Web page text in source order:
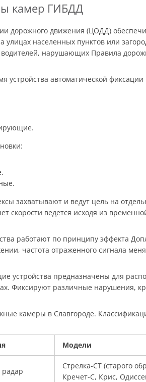
камер ГИБДД
дорожного движения (ЦОДД)
улицах населенных пунктов или
нарушающих Правила
устройства автоматической
захватывают и ведут цель на
скорости ведется исходя из
работают по принципу эффекта
частота отраженного сигнала
устройства предназначены для
Фиксируют различные нарушения,
камеры в Славгороде.
Модели
Стрелка-СТ (старого
Кречет-С, Крис,